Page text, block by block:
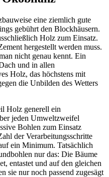
eine ziemlich gute
gebührt den Blockhäusern.
Holz zum Einsatz.
hergestellt werden muss.
nicht genau kennt. Ein
und in allen
Holz, das höchstens mit
die Unbilden des Wetters
Holz generell ein
jeden Umweltzweifel
Bohlen zum Einsatz
der Verarbeitungsschritte
ein Minimum. Tatsächlich
nur das: Die Bäume
entastet und auf den gleichen
sie nur noch passend zugesägt